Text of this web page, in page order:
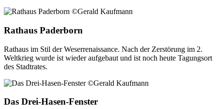
Rathaus Paderborn
Rathaus im Stil der Weserrenaissance. Nach der Zerstörung im 2.
Weltkrieg wurde ist wieder aufgebaut und ist noch heute Tagungsort
des Stadtrates.
Das Drei-Hasen-Fenster